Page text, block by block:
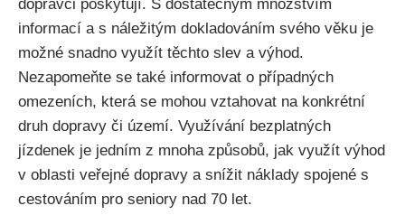
dopravci poskytují. S‌ dostatečným množstvím⁢
informací ⁣a s náležitým dokladováním svého ‌věku je
možné snadno využít těchto ⁢slev a⁤ výhod.
Nezapomeňte se také informovat o⁢ případných
‍omezeních, která ‌se mohou vztahovat na konkrétní
druh dopravy či území. Využívání‍ bezplatných
jízdenek je jedním z mnoha způsobů, jak využít výhod
‍v ⁢oblasti veřejné dopravy a snížit náklady spojené s
cestováním pro ⁣seniory nad ⁢70 let.